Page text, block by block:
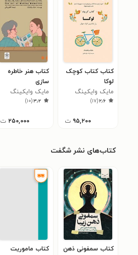
کتاب کتاب کوچک
لوکا
مایک وایکینگ
۲٫۶(۱۷)
۹۵,۲۰۰ ت
کتاب هنر خاطره
سازی
مایک وایکینگ
۳٫۲(۱۰)
۲۵۰,۰۰۰ ت
کتاب‌های نشر شگفت
کتاب سمفونی ذهن
کتاب ماموریت